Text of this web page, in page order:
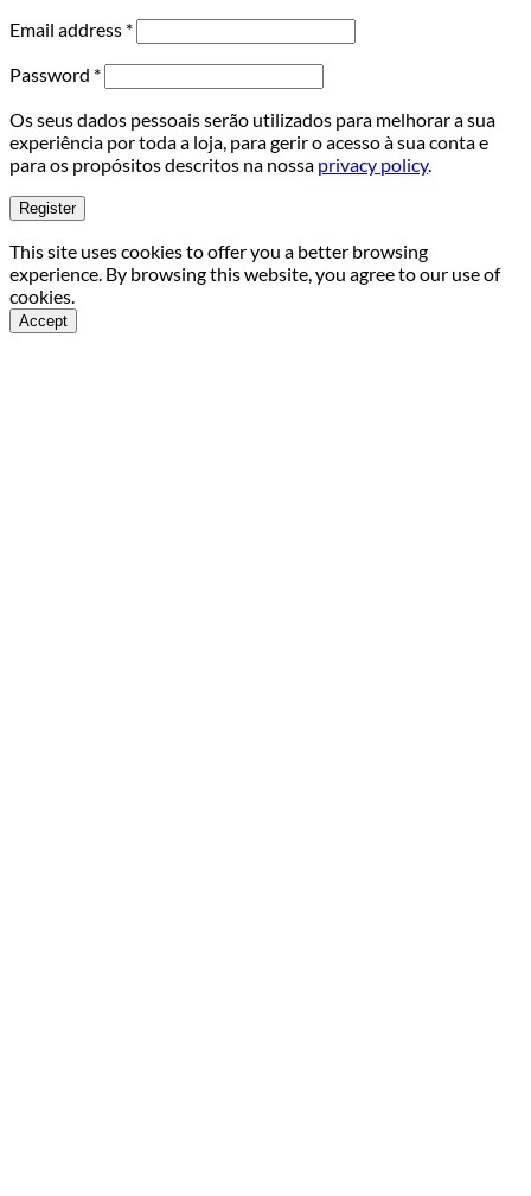
Email address *Required
Password *Required
Os seus dados pessoais serão utilizados para melhorar a sua
experiência por toda a loja, para gerir o acesso à sua conta e
para os propósitos descritos na nossa privacy policy.
Register
Alternative:
This site uses cookies to offer you a better browsing
experience. By browsing this website, you agree to our use of
cookies.
Accept